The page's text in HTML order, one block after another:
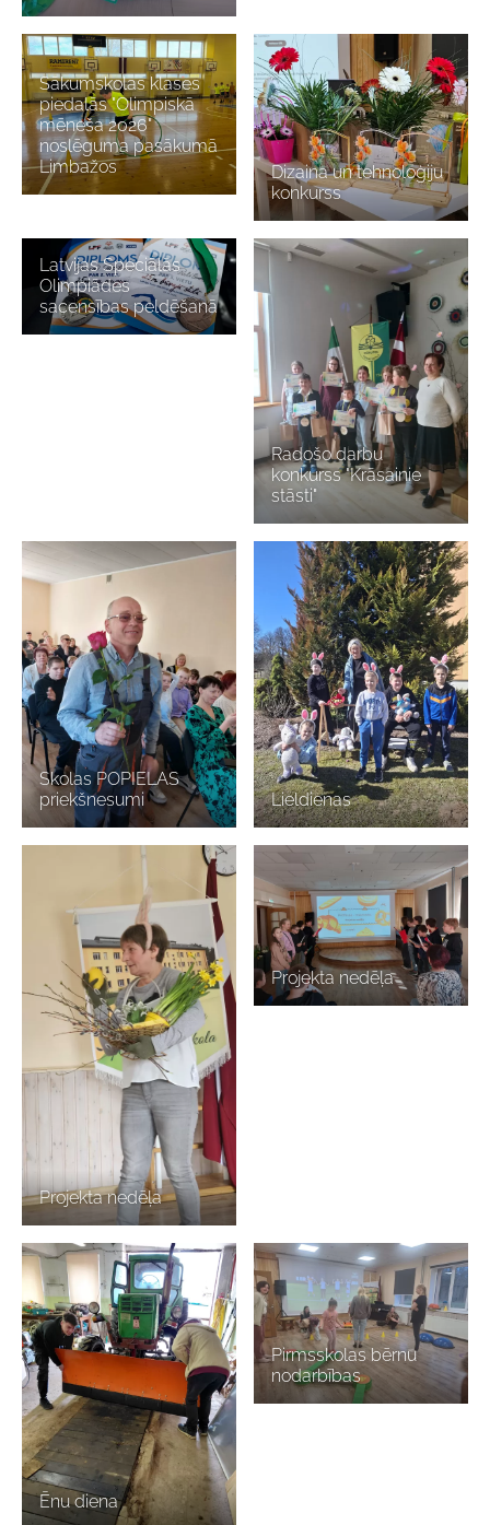
Sākumskolas klases
piedalās "Olimpiskā
mēneša 2026"
noslēguma pasākumā
Limbažos
Dizaina un tehnoloģiju
konkurss
Latvijas Speciālās
Olimpiādes
sacensības peldēšanā
Radošo darbu
konkurss "Krāsainie
stāsti"
Skolas POPIELAS
priekšnesumi
Lieldienas
Projekta nedēļa
Projekta nedēļa
Ēnu diena
Pirmsskolas bērnu
nodarbības